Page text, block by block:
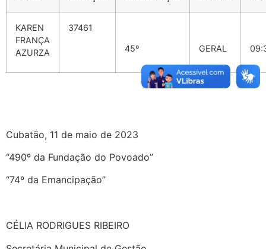
KAREN
FRANÇA
AZURZA
37461
45º GERAL
Cubatão, 11 de maio de 2023
“490º da Fundação do Povoado”
“74º da Emancipação”
CÉLIA RODRIGUES RIBEIRO